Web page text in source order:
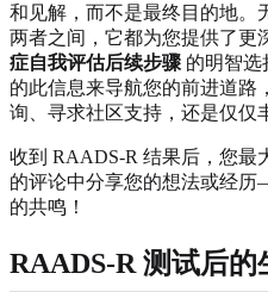
和见解，而不是最终目的地。
两者之间，它都为您提供了更
症自我评估后续步骤 的明智选
的此信息来导航您的前进道路
询、寻求社区支持，还是仅仅
收到 RAADS-R 结果后，您最
的评论中分享您的想法或经
的共鸣！
RAADS-R 测试后的